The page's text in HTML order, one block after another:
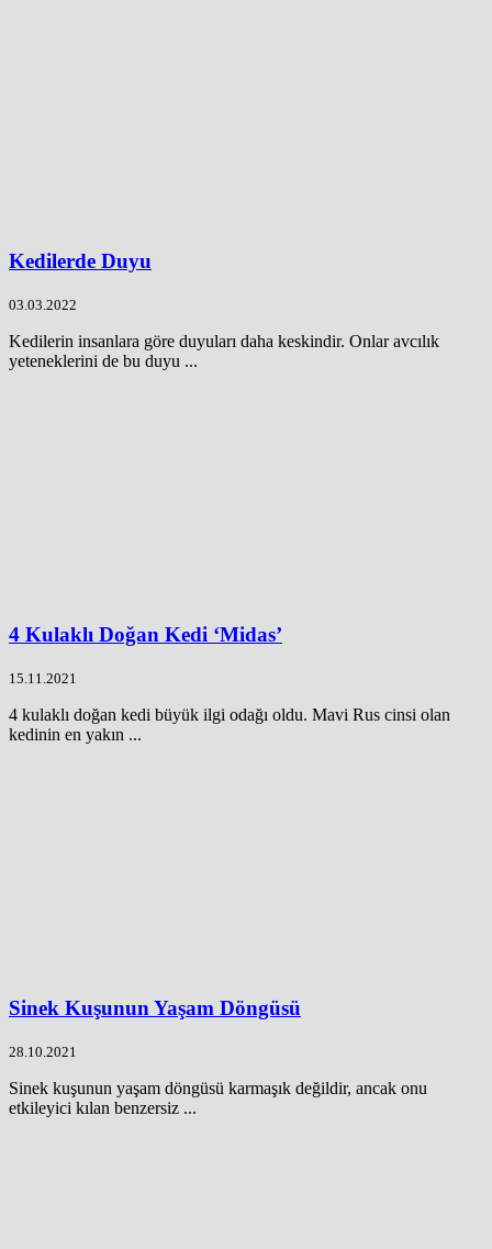
Kedilerde Duyu
03.03.2022
Kedilerin insanlara göre duyuları daha keskindir. Onlar avcılık
yeteneklerini de bu duyu ...
4 Kulaklı Doğan Kedi ‘Midas’
15.11.2021
4 kulaklı doğan kedi büyük ilgi odağı oldu. Mavi Rus cinsi olan
kedinin en yakın ...
Sinek Kuşunun Yaşam Döngüsü
28.10.2021
Sinek kuşunun yaşam döngüsü karmaşık değildir, ancak onu
etkileyici kılan benzersiz ...